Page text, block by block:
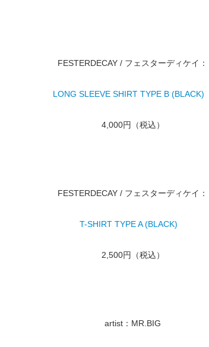
FESTERDECAY / フェスターディケイ：
LONG SLEEVE SHIRT TYPE B (BLACK)
4,000円（税込）
FESTERDECAY / フェスターディケイ：
T-SHIRT TYPE A (BLACK)
2,500円（税込）
artist：MR.BIG